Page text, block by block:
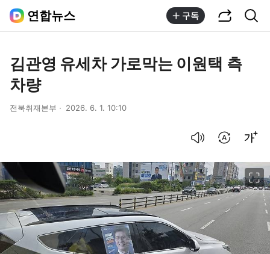
연합뉴스 구독
김관영 유세차 가로막는 이원택 측
차량
전북취재본부 2026. 6. 1. 10:10